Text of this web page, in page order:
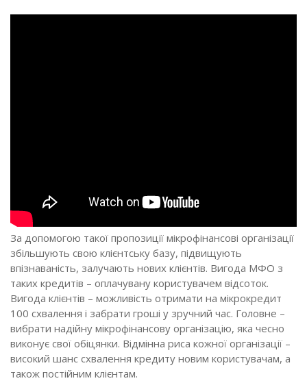
За допомогою такої пропозиції мікрофінансові організації
збільшують свою клієнтську базу, підвищують
впізнаваність, залучають нових клієнтів. Вигода МФО з
таких кредитів – оплачувану користувачем відсоток.
Вигода клієнтів – можливість отримати на мікрокредит
100 схвалення і забрати гроші у зручний час. Головне –
вибрати надійну мікрофінансову організацію, яка чесно
виконує свої обіцянки. Відмінна риса кожної організації –
високий шанс схвалення кредиту новим користувачам, а
також постійним клієнтам.